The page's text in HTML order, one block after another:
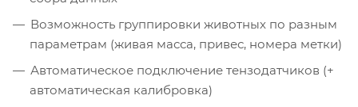
Возможность группировки животных по разным
параметрам (живая масса, привес, номера метки)
Автоматическое подключение тензодатчиков (+
автоматическая калибровка)